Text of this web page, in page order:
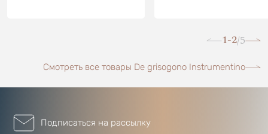
1-2/5
Смотреть все товары De grisogono Instrumentino
Подписаться на рассылку